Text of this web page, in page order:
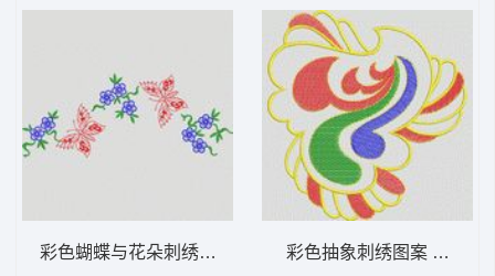
彩色蝴蝶与花朵刺绣图案 植物花型彩色抽象刺绣图案 植物花